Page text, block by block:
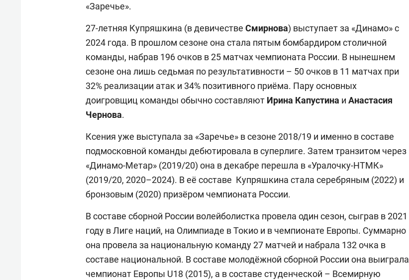
«Заречье».
27-летняя Купряшкина (в девичестве Смирнова) выступает за «Динамо» с
2024 года. В прошлом сезоне она стала пятым бомбардиром столичной
команды, набрав 196 очков в 25 матчах чемпионата России. В нынешнем
сезоне она лишь седьмая по результативности – 50 очков в 11 матчах при
32% реализации атак и 34% позитивного приёма. Пару основных
доигровщиц команды обычно составляют Ирина Капустина и Анастасия
Чернова.
Ксения уже выступала за «Заречье» в сезоне 2018/19 и именно в составе
подмосковной команды дебютировала в суперлиге. Затем транзитом через
«Динамо-Метар» (2019/20) она в декабре перешла в «Уралочку-НТМК»
(2019/20, 2020–2024). В её составе Купряшкина стала серебряным (2022) и
бронзовым (2020) призёром чемпионата России.
В составе сборной России волейболистка провела один сезон, сыграв в 2021
году в Лиге наций, на Олимпиаде в Токио и в чемпионате Европы. Суммарно
она провела за национальную команду 27 матчей и набрала 132 очка в
составе национальной. В составе молодёжной сборной России она выиграла
чемпионат Европы U18 (2015), а в составе студенческой – Всемирную